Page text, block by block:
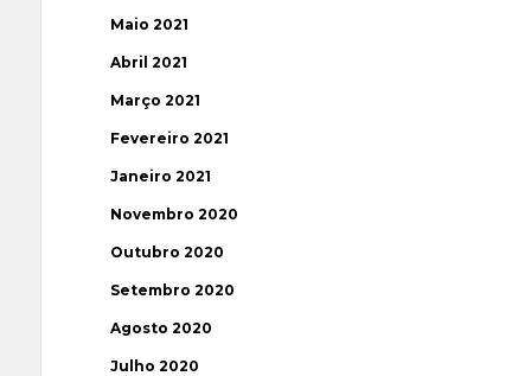
Maio 2021
Abril 2021
Março 2021
Fevereiro 2021
Janeiro 2021
Novembro 2020
Outubro 2020
Setembro 2020
Agosto 2020
Julho 2020